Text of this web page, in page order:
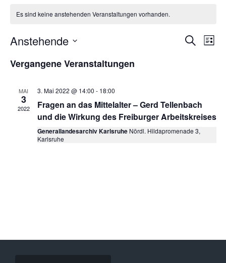
Es sind keine anstehenden Veranstaltungen vorhanden.
Suche
Suche
Liste
Anstehende
WÄHLEN.
Vergangene Veranstaltungen
MAI
3
2022
3. Mai 2022 @ 14:00 - 18:00
Fragen an das Mittelalter – Gerd Tellenbach
und die Wirkung des Freiburger Arbeitskreises
Generallandesarchiv Karlsruhe Nördl. Hildapromenade 3,
Karlsruhe